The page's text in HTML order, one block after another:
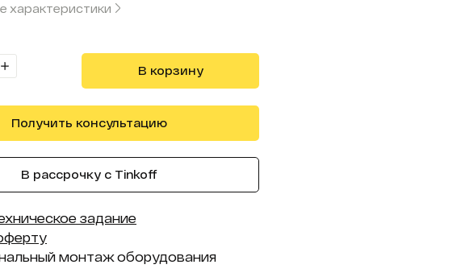
характеристики
В корзину
Получить консультацию
В рассрочку с Tinkoff
задание
монтаж оборудования